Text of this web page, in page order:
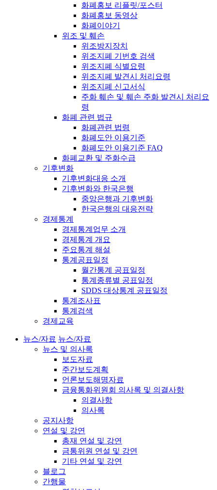
화폐홍보 리플릿/포스터
화폐홍보 동영상
화폐이야기
위조 및 훼손
위조방지장치
위조지폐 기번호 검색
위조지폐 식별요령
위조지폐 발견시 처리요령
위조지폐 신고서식
주화 훼손 및 훼손 주화 발견시 처리요
령
화폐 관련 법규
화폐관련 법령
화폐도안 이용기준
화폐도안 이용기준 FAQ
화폐교환 및 주화수급
기후변화
기후변화대응 소개
기후변화와 한국은행
중앙은행과 기후변화
한국은행의 대응전략
경제통계
경제통계업무 소개
경제통계 개요
주요통계 해설
통계공표일정
월간통계 공표일정
통계종류별 공표일정
SDDS 대상통계 공표일정
통계조사표
통계검색
경제교육
뉴스/자료 뉴스/자료
뉴스 및 의사록
보도자료
주간보도계획
언론보도해명자료
금융통화위원회 의사록 및 의결사항
의결사항
의사록
공지사항
연설 및 강연
총재 연설 및 강연
금통위원 연설 및 강연
기타 연설 및 강연
블로그
간행물